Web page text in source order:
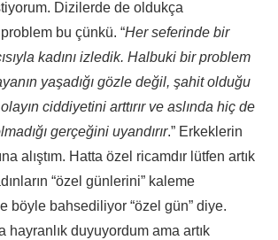
Dizilerde de oldukça
bu çünkü. “Her seferinde bir
kadını izledik. Halbuki bir problem
yaşadığı gözle değil, şahit olduğu
ciddiyetini arttırır ve aslında hiç de
gerçeğini uyandırır.” Erkeklerin
alıştım. Hatta özel ricamdır lütfen artık
“özel günlerini” kaleme
böyle bahsediliyor “özel gün” diye.
hayranlık duyuyordum ama artık